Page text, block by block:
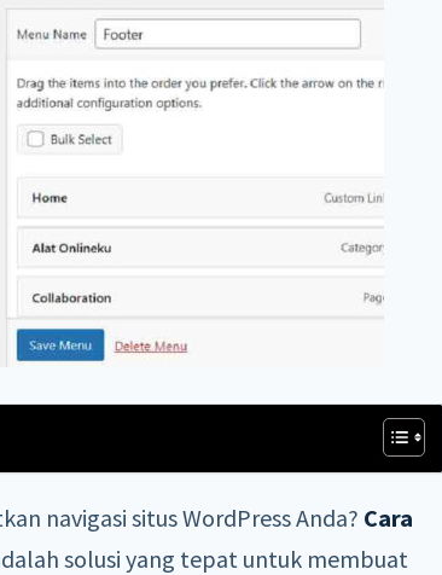
navigasi situs WordPress Anda? Cara
solusi yang tepat untuk membuat